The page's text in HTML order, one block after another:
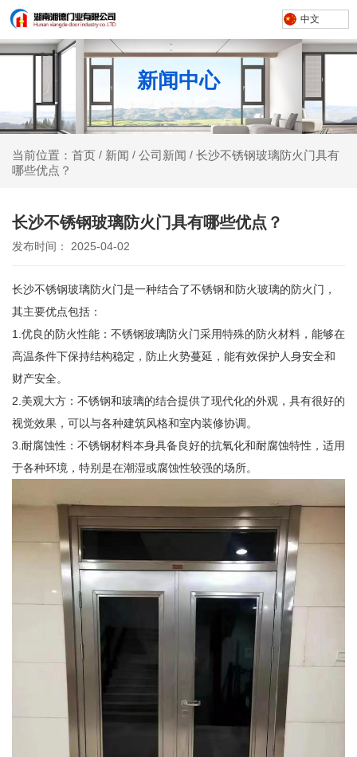
中文
新闻中心
当前位置：首页 / 新闻 / 公司新闻 / 长沙不锈钢玻璃防火门具有
哪些优点？
长沙不锈钢玻璃防火门具有哪些优点？
发布时间： 2025-04-02
长沙不锈钢玻璃防火门是一种结合了不锈钢和防火玻璃的防火门，
其主要优点包括：
1.优良的防火性能：不锈钢玻璃防火门采用特殊的防火材料，能够在
高温条件下保持结构稳定，防止火势蔓延，能有效保护人身安全和
财产安全。
2.美观大方：不锈钢和玻璃的结合提供了现代化的外观，具有很好的
视觉效果，可以与各种建筑风格和室内装修协调。
3.耐腐蚀性：不锈钢材料本身具备良好的抗氧化和耐腐蚀特性，适用
于各种环境，特别是在潮湿或腐蚀性较强的场所。